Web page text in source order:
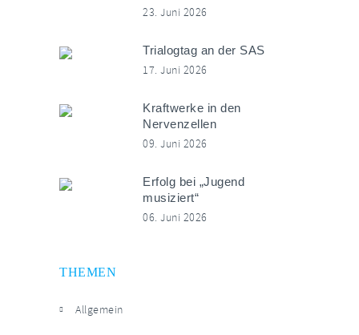
23. Juni 2026
Trialogtag an der SAS
17. Juni 2026
Kraftwerke in den
Nervenzellen
09. Juni 2026
Erfolg bei „Jugend
musiziert“
06. Juni 2026
THEMEN
Allgemein